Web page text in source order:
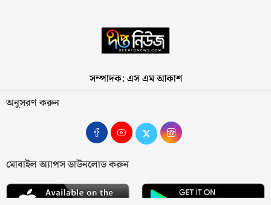
সম্পাদক: এস এম আকাশ
অনুসরণ করুন
মোবাইল অ্যাপস ডাউনলোড করুন